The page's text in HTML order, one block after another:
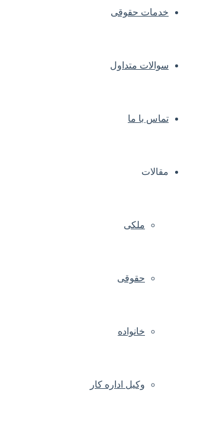
خدمات حقوقی
سوالات متداول
تماس با ما
مقالات
ملکی
حقوقی
خانواده
وکیل اداره کار